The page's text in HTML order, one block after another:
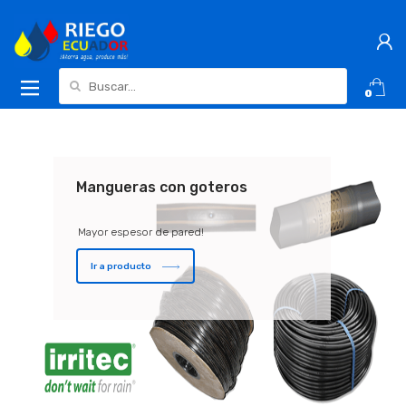
Buscar:
0
Cintas con goteros
Ideales para ciclo corto
Ir a producto
Mangueras con goteros
Mayor espesor de pared!
Ir a producto